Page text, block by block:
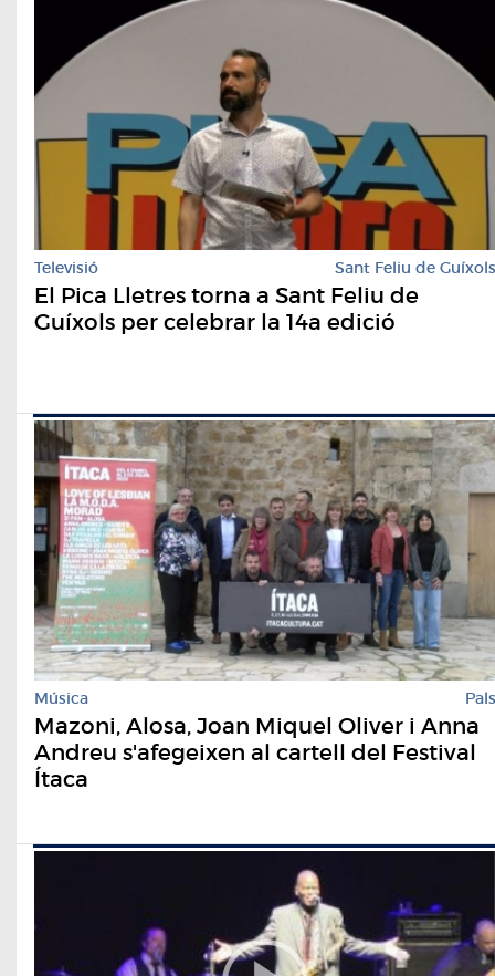
Televisió Sant Feliu de Guíxols
El Pica Lletres torna a Sant Feliu de
Guíxols per celebrar la 14a edició
Música Pals
Mazoni, Alosa, Joan Miquel Oliver i Anna
Andreu s'afegeixen al cartell del Festival
Ítaca